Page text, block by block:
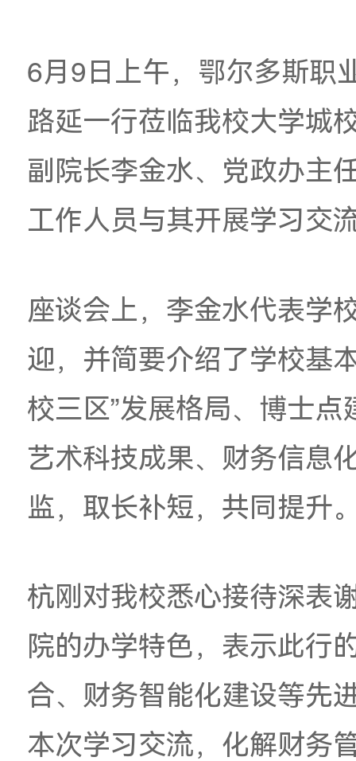
鄂尔多斯职
6月9日上午，鄂尔多
路延一行莅临我校大
工作人员与其开展学
座谈会上，李金水代
迎，并简要介绍了学
艺术科技成果、财务
监，取长补短，共同